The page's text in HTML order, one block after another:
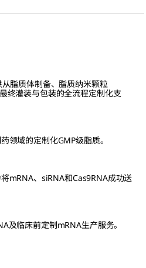
脂质体制备、脂质纳米颗粒
终灌装与包装的全流程定制化支
领域的定制化GMP级脂质。
mRNA、siRNA和Cas9RNA成功送
及临床前定制mRNA生产服务。